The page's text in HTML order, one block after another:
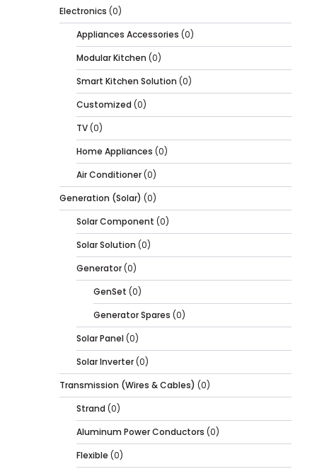
Electronics (0)
Appliances Accessories (0)
Modular Kitchen (0)
Smart Kitchen Solution (0)
Customized (0)
TV(0)
Home Appliances (0)
Air Conditioner(0)
Generation (Solar) (0)
Solar Component (0)
Solar Solution (0)
Generator(0)
GenSet (0)
Generator Spares (0)
Solar Panel(0)
Solar Inverter(0)
Transmission (Wires & Cables) (0)
Strand (0)
Aluminum Power Conductors (0)
Flexible (0)